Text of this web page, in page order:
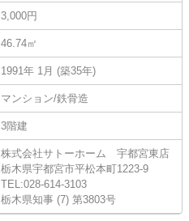
3,000円
46.74㎡
1991年 1月 (築35年)
マンション/鉄骨造
3階建
株式会社サトーホーム 宇都宮東店
栃木県宇都宮市平松本町1223-9
TEL:028-614-3103
栃木県知事 (7) 第3803号